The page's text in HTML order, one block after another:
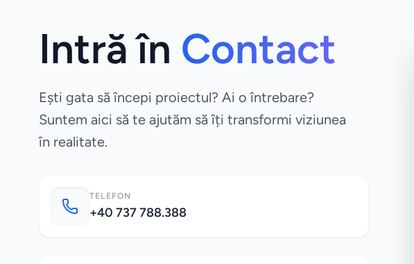
Intră în Contact
Ești gata să începi proiectul? Ai o întrebare?
Suntem aici să te ajutăm să îți transformi viziunea
în realitate.
TELEFON
+40 737 788.388